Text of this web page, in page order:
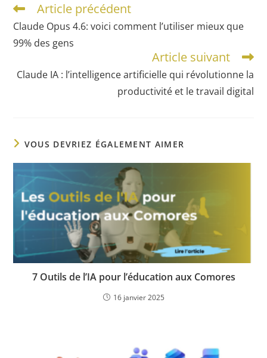
Article précédent
Claude Opus 4.6: voici comment l’utiliser mieux que
99% des gens
Article suivant
Claude IA : l’intelligence artificielle qui révolutionne la
productivité et le travail digital
VOUS DEVRIEZ ÉGALEMENT AIMER
7 Outils de l’IA pour l’éducation aux Comores
16 janvier 2025